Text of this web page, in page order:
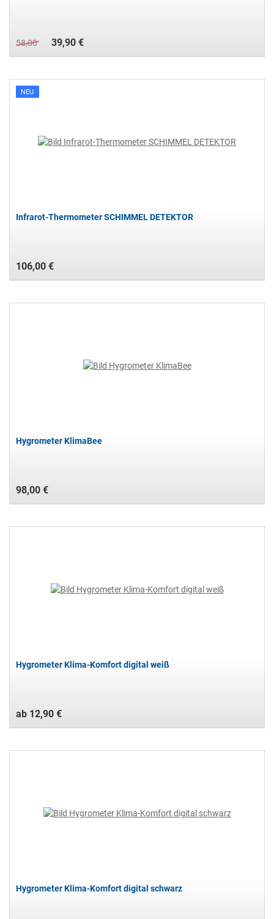
58,00 39,90 €
NEU
Infrarot-Thermometer SCHIMMEL DETEKTOR
106,00 €
Hygrometer KlimaBee
98,00 €
Hygrometer Klima-Komfort digital weiß
ab 12,90 €
Hygrometer Klima-Komfort digital schwarz